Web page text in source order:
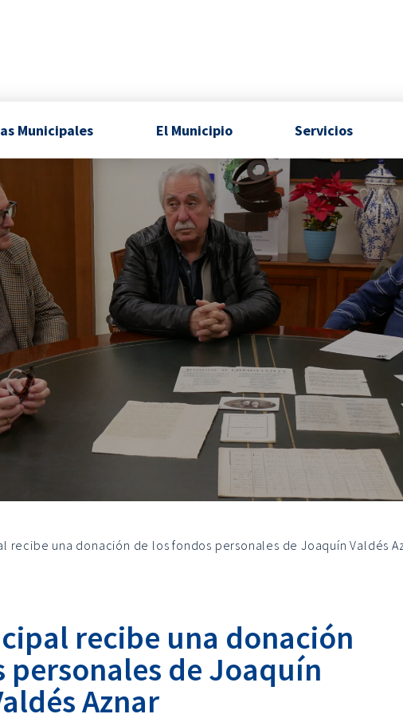
Municipales El Municipio Servicios
recibe una donación de los fondos personales de Joaquín Valdés
recibe una donación
personales de Joaquín
Aznar